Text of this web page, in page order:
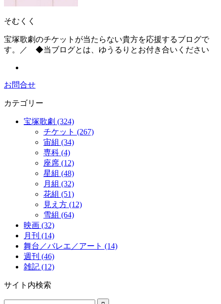
そむくく
宝塚歌劇のチケットが当たらない貴方を応援するブログで
す。／ ◆当ブログとは、ゆうるりとお付き合いください
お問合せ
カテゴリー
宝塚歌劇 (324)
チケット (267)
宙組 (34)
専科 (4)
座席 (12)
星組 (48)
月組 (32)
花組 (51)
見え方 (12)
雪組 (64)
映画 (32)
月刊 (14)
舞台／バレエ／アート (14)
週刊 (46)
雑記 (12)
サイト内検索